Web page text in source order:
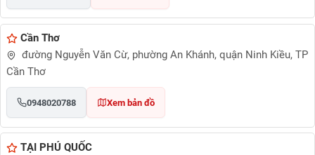
Cần Thơ
đường Nguyễn Văn Cừ, phường An Khánh, quận Ninh Kiều, TP
Cần Thơ
0948020788 Xem bản đồ
TẠI PHÚ QUỐC